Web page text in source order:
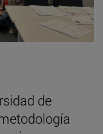
de